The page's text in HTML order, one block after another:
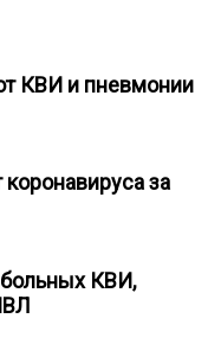
КВИ и пневмонии
коронавируса за
КВИ,